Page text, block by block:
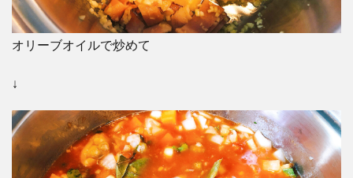
オリーブオイルで炒めて
↓